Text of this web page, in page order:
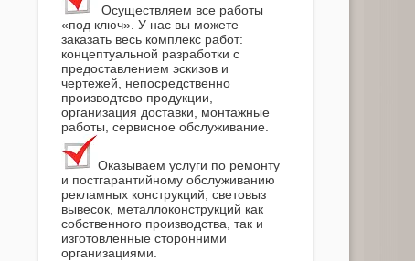
Осуществляем все работы
«под ключ». У нас вы можете
заказать весь комплекс работ:
концептуальной разработки с
предоставлением эскизов и
чертежей, непосредственно
производтсво продукции,
организация доставки, монтажные
работы, сервисное обслуживание.
Оказываем услуги по ремонту
и постгарантийному обслуживанию
рекламных конструкций, световыз
вывесок, металлоконструкций как
собственного производства, так и
изготовленные сторонними
организациями.